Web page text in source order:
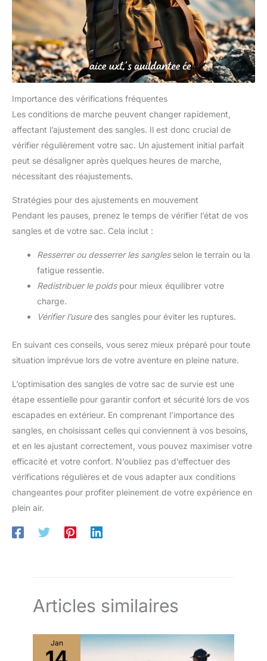
Importance des vérifications fréquentes
Les conditions de marche peuvent changer rapidement,
affectant l’ajustement des sangles. Il est donc crucial de
vérifier régulièrement votre sac. Un ajustement initial parfait
peut se désaligner après quelques heures de marche,
nécessitant des réajustements.
Stratégies pour des ajustements en mouvement
Pendant les pauses, prenez le temps de vérifier l’état de vos
sangles et de votre sac. Cela inclut :
Resserrer ou desserrer les sanglesselon le terrain ou la
fatigue ressentie.
Redistribuer le poidspour mieux équilibrer votre
charge.
Vérifier l’usuredes sangles pour éviter les ruptures.
En suivant ces conseils, vous serez mieux préparé pour toute
situation imprévue lors de votre aventure en pleine nature.
L’optimisation des sangles de votre sac de survie est une
étape essentielle pour garantir confort et sécurité lors de vos
escapades en extérieur. En comprenant l’importance des
sangles, en choisissant celles qui conviennent à vos besoins,
et en les ajustant correctement, vous pouvez maximiser votre
efficacité et votre confort. N’oubliez pas d’effectuer des
vérifications régulières et de vous adapter aux conditions
changeantes pour profiter pleinement de votre expérience en
plein air.
Articles similaires
Jan